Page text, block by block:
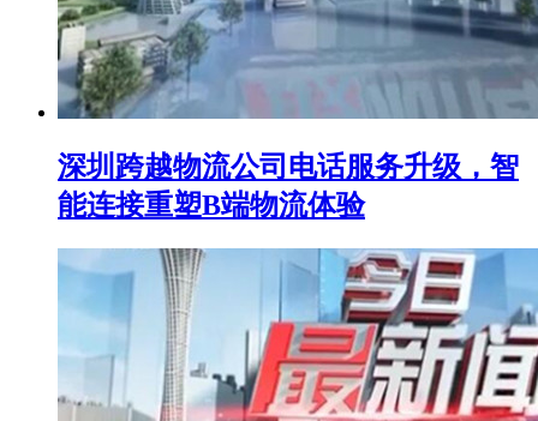
深圳跨越物流公司电话服务升级，智
能连接重塑B端物流体验